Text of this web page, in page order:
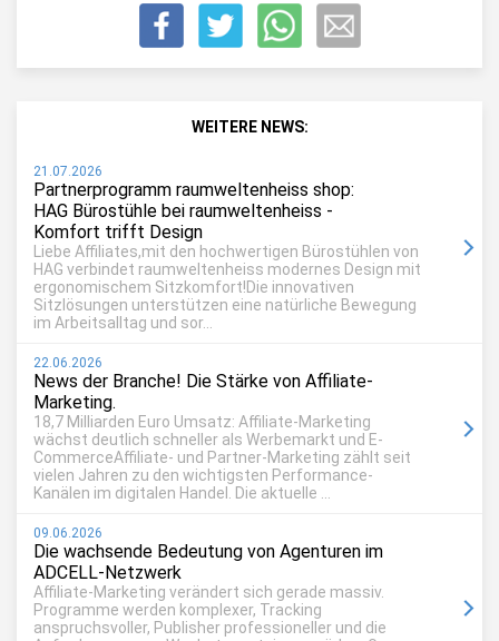
WEITERE NEWS:
21.07.2026
Partnerprogramm raumweltenheiss shop:
HAG Bürostühle bei raumweltenheiss -
Komfort trifft Design
Liebe Affiliates,mit den hochwertigen Bürostühlen von
HAG verbindet raumweltenheiss modernes Design mit
ergonomischem Sitzkomfort!Die innovativen
Sitzlösungen unterstützen eine natürliche Bewegung
im Arbeitsalltag und sor...
22.06.2026
News der Branche! Die Stärke von Affiliate-
Marketing.
18,7 Milliarden Euro Umsatz: Affiliate-Marketing
wächst deutlich schneller als Werbemarkt und E-
CommerceAffiliate- und Partner-Marketing zählt seit
vielen Jahren zu den wichtigsten Performance-
Kanälen im digitalen Handel. Die aktuelle ...
09.06.2026
Die wachsende Bedeutung von Agenturen im
ADCELL-Netzwerk
Affiliate-Marketing verändert sich gerade massiv.
Programme werden komplexer, Tracking
anspruchsvoller, Publisher professioneller und die